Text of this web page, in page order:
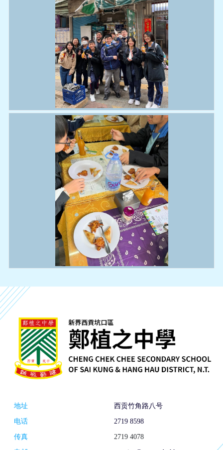
地址
西贡竹角路八号
电话
2719 8598
传真
2719 4078